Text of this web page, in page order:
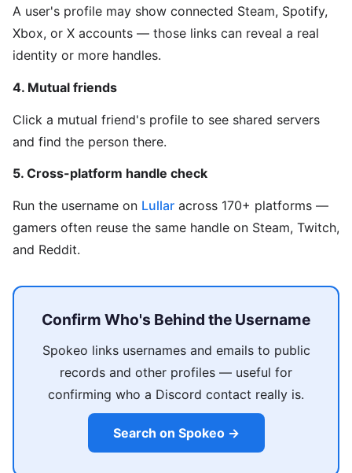
A user's profile may show connected Steam, Spotify,
Xbox, or X accounts — those links can reveal a real
identity or more handles.
4. Mutual friends
Click a mutual friend's profile to see shared servers
and find the person there.
5. Cross-platform handle check
Run the username on Lullar across 170+ platforms —
gamers often reuse the same handle on Steam, Twitch,
and Reddit.
Confirm Who's Behind the Username
Spokeo links usernames and emails to public
records and other profiles — useful for
confirming who a Discord contact really is.
Search on Spokeo →